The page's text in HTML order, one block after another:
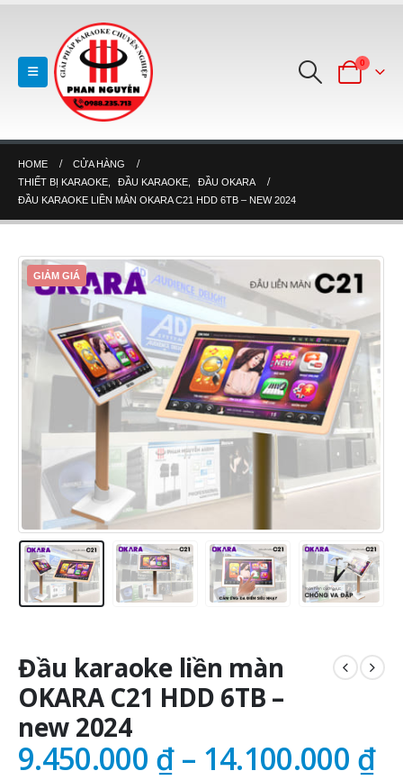
0
HOME
CỬA HÀNG
THIẾT BỊ KARAOKE
ĐẦU KARAOKE
ĐẦU OKARA
ĐẦU KARAOKE LIỀN MÀN OKARA C21 HDD 6TB – NEW 2024
GIẢM GIÁ
Đầu karaoke liền màn
OKARA C21 HDD 6TB –
new 2024
9.450.000 ₫– 14.100.000 ₫